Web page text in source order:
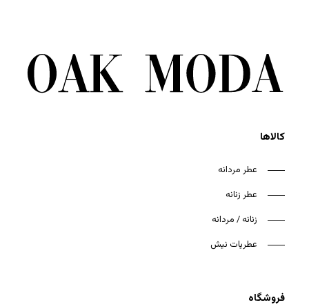
کالاها
عطر مردانه
عطر زنانه
زنانه / مردانه
عطریات نیش
فروشگاه